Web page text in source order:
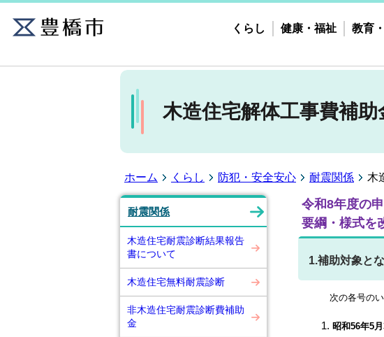
くらし 健康・福祉 教育
木造住宅解体工事費補助
ホーム くらし 防犯・安全安心 耐震関係 木
耐震関係
木造住宅耐震診断結果報告
書について
木造住宅無料耐震診断
非木造住宅耐震診断費補助
金
令和8年度の
要綱・様式を
1.補助対象と
次の各号の
昭和56年5